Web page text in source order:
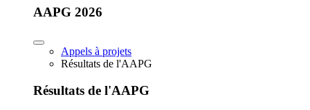
AAPG 2026
Appels à projets
Résultats de l'AAPG
Résultats de l'AAPG